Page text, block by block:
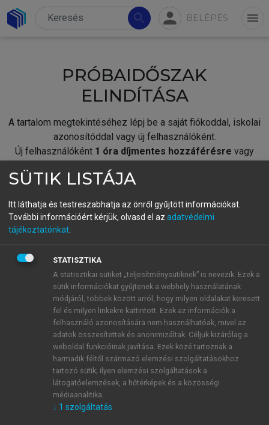
search person BELÉPÉS menu
PRÓBAIDŐSZAK
ELINDÍTÁSA
A tartalom megtekintéséhez lépj be a saját fiókoddal, iskolai
azonosítóddal vagy új felhasználóként.
Új felhasználóként 1 óra díjmentes hozzáférésre vagy
fiókoddal,vagy hozz létre új fiókot.
A regisztráció után apróbaidőszakautomatikusan
BELÉPÉS SAJÁT FIÓKKAL
ÚJ FIÓK LÉTREHOZÁSA
1 óra díjmentes hozzáférés
E-MAIL-CÍM
SÜTIK LISTÁJA
Itt láthatja és testreszabhatja az önről gyűjtött információkat.
További információért kérjük, olvasd el az adatvédelmi
tájékoztatónkat
STATISZTIKA
A statisztikai sütiket „teljesítménysütiknek” is nevezik. Ezek a
sütik információkat gyűjtenek a webhely használatának
módjáról, többek között arról, hogy milyen oldalakat keresett
fel és milyen linkekre kattintott. Ezek az információk a
felhasználó azonosítására nem használhatóak, mivel az
adatok összesítettek és anonimizáltak. Céljuk kizárólag a
weboldal funkcióinak javítása. Ezek közé tartoznak a
harmadik féltől származó elemzési szolgáltatásokhoz
tartozó sütik; ilyen elemzési szolgáltatások a
látogatóelemzések, a hőtérképek és a közösségi
médiaanalitika.
↓ 1 szolgáltatás